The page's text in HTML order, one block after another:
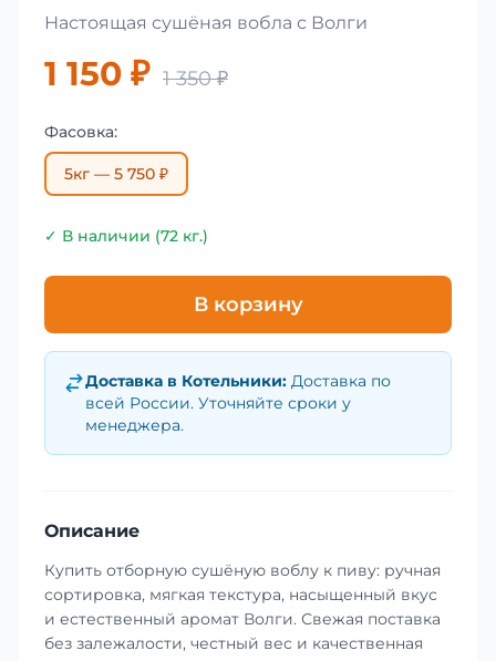
Настоящая сушёная вобла с Волги
1 150 ₽ 1 350 ₽
Фасовка:
5кг — 5 750 ₽
✓ В наличии (72 кг.)
В корзину
Доставка в Котельники: Доставка по
всей России. Уточняйте сроки у
менеджера.
Описание
Купить отборную сушёную воблу к пиву: ручная
сортировка, мягкая текстура, насыщенный вкус
и естественный аромат Волги. Свежая поставка
без залежалости, честный вес и качественная